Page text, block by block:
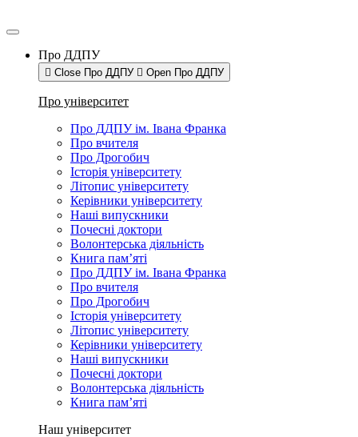
Про ДДПУ
Close Про ДДПУ Open Про ДДПУ
Про університет
Про ДДПУ ім. Івана Франка
Про вчителя
Про Дрогобич
Історія університету
Літопис університету
Керівники університету
Наші випускники
Почесні доктори
Волонтерська діяльність
Книга пам’яті
Про ДДПУ ім. Івана Франка
Про вчителя
Про Дрогобич
Історія університету
Літопис університету
Керівники університету
Наші випускники
Почесні доктори
Волонтерська діяльність
Книга пам’яті
Наш університет